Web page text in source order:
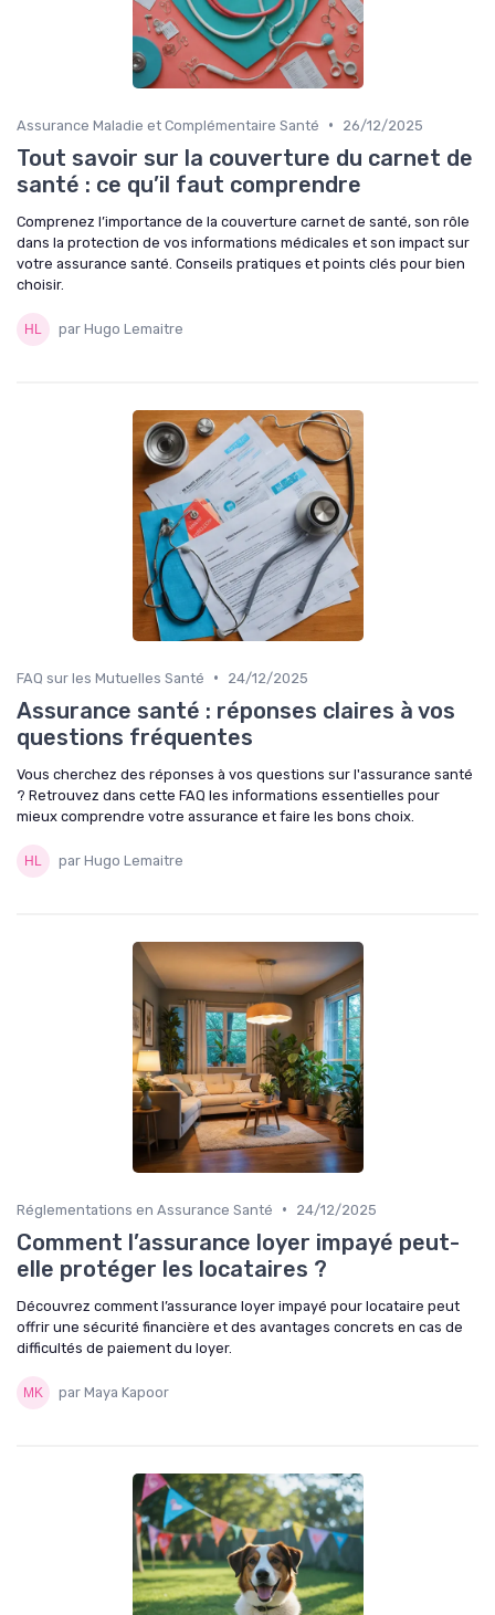
Assurance Maladie et Complémentaire Santé • 26/12/2025
Tout savoir sur la couverture du carnet de
santé : ce qu’il faut comprendre
Comprenez l’importance de la couverture carnet de santé, son rôle
dans la protection de vos informations médicales et son impact sur
votre assurance santé. Conseils pratiques et points clés pour bien
choisir.
par Hugo Lemaitre
FAQ sur les Mutuelles Santé • 24/12/2025
Assurance santé : réponses claires à vos
questions fréquentes
Vous cherchez des réponses à vos questions sur l'assurance santé
? Retrouvez dans cette FAQ les informations essentielles pour
mieux comprendre votre assurance et faire les bons choix.
par Hugo Lemaitre
Réglementations en Assurance Santé • 24/12/2025
Comment l’assurance loyer impayé peut-
elle protéger les locataires ?
Découvrez comment l’assurance loyer impayé pour locataire peut
offrir une sécurité financière et des avantages concrets en cas de
difficultés de paiement du loyer.
par Maya Kapoor